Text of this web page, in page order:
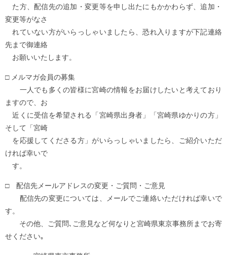
た方、配信先の追加・変更等を申し出たにもかかわらず、追加・
変更等がなさ
れていない方がいらっしゃいましたら、恐れ入りますが下記連絡
先まで御連絡
お願いいたします。
□ メルマガ会員の募集
一人でも多くの皆様に宮崎の情報をお届けしたいと考えており
ますので、お
近くに受信を希望される「宮崎県出身者」「宮崎県ゆかりの方」
そして「宮崎
を応援してくださる方」がいらっしゃいましたら、ご紹介いただ
ければ幸いで
す。
□ 配信先メールアドレスの変更・ご質問・ご意見
配信先の変更については、メールでご連絡いただければ幸いで
す。
その他、ご質問､ご意見など何なりと宮崎県東京事務所までお寄
せください｡